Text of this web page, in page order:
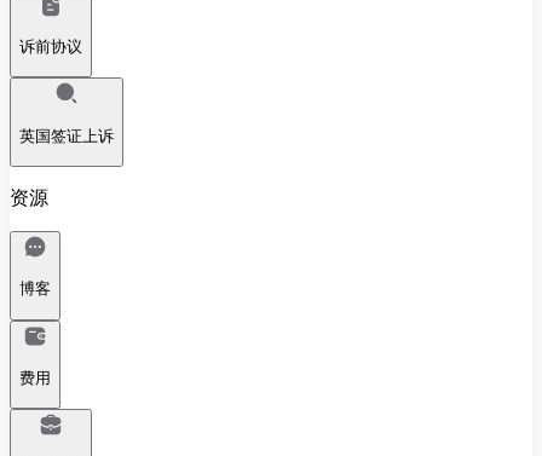
诉前协议
英国签证上诉
资源
博客
费用